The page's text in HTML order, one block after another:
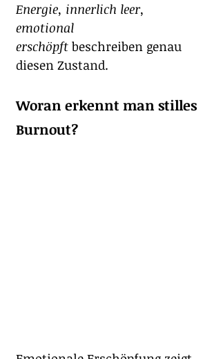
Energie, innerlich leer,
emotional
erschöpft beschreiben genau
diesen Zustand.
Woran erkennt man stilles
Burnout?